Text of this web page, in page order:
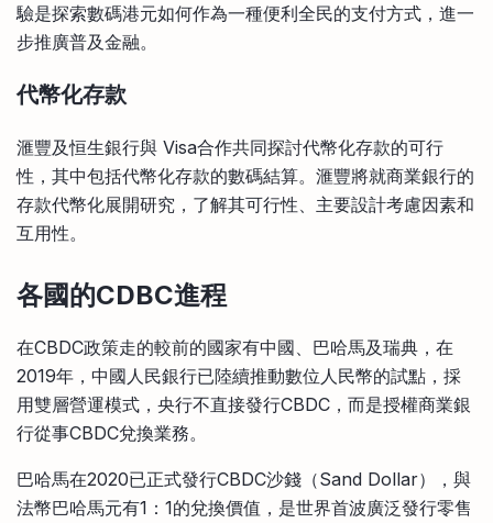
驗是探索數碼港元如何作為一種便利全民的支付方式，進一
步推廣普及金融。
代幣化存款
滙豐及恒生銀行與 Visa合作共同探討代幣化存款的可行
性，其中包括代幣化存款的數碼結算。滙豐將就商業銀行的
存款代幣化展開研究，了解其可行性、主要設計考慮因素和
互用性。
各國的CDBC進程
在CBDC政策走的較前的國家有中國、巴哈馬及瑞典，在
2019年，中國人民銀行已陸續推動數位人民幣的試點，採
用雙層營運模式，央行不直接發行CBDC，而是授權商業銀
行從事CBDC兌換業務。
巴哈馬在2020已正式發行CBDC沙錢（Sand Dollar），與
法幣巴哈馬元有1：1的兌換價值，是世界首波廣泛發行零售